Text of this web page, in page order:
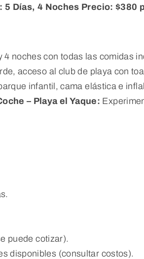
5 Días, 4 Noches Precio: $380
4 noches con todas las comidas
acceso al club de playa con
infantil, cama elástica e
– Playa el Yaque:
puede cotizar).
disponibles (consultar costos).